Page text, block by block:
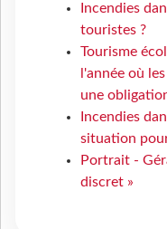
Incendies
touristes ?
Tourisme
l'année où
une
Incendies
situation
Portrait -
discret »